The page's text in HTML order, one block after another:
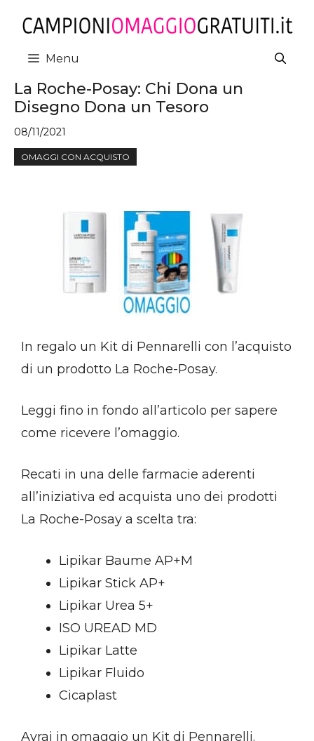
contenuto
Menu
La Roche-Posay: Chi Dona un
Disegno Dona un Tesoro
08/11/2021
OMAGGI CON ACQUISTO
In regalo un Kit di Pennarelli con l’acquisto
di un prodotto La Roche-Posay.
Leggi fino in fondo all’articolo per sapere
come ricevere l’omaggio.
Recati in una delle farmacie aderenti
all’iniziativa ed acquista uno dei prodotti
La Roche-Posay a scelta tra:
Lipikar Baume AP+M
Lipikar Stick AP+
Lipikar Urea 5+
ISO UREAD MD
Lipikar Latte
Lipikar Fluido
Cicaplast
Avrai in omaggio un Kit di Pennarelli.